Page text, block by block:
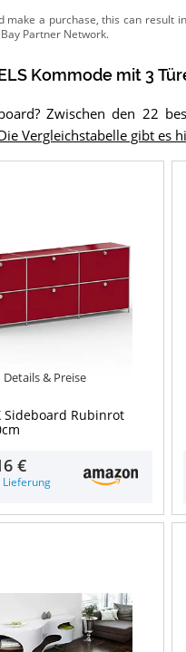
Kommode mit 3
Zwischen den 22
Vergleichstabelle gibt es
Details & Preise
Sideboard Rubinrot
€
Lieferung